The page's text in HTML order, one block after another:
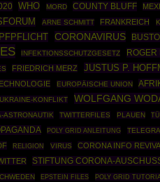
WHO MORD COUNTY BLUFF
ARNE SCHMITT FRANKREICH
CORONAVIRUS
INFEKTIONSSCHUTZGESETZ ROGER
FRIEDRICH MERZ JUSTUS P.
EUROPÄISCHE UNION
UKRAINE-KONFLIKT WOLFGANG
ASTRONAUTIK TWITTERFILES PLAUEN
POLY GRID ANLEITUNG
RELIGION VIRUS CORONA INFO
STIFTUNG CORONA-
EPSTEIN FILES POLY GRID